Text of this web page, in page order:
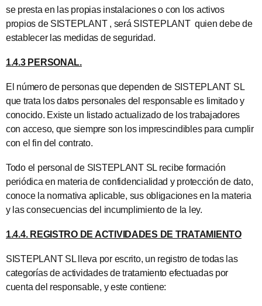
se presta en las propias instalaciones o con los activos
propios de SISTEPLANT , será SISTEPLANT quien debe de
establecer las medidas de seguridad.
1.4.3 PERSONAL.
El número de personas que dependen de SISTEPLANT SL
que trata los datos personales del responsable es limitado y
conocido. Existe un listado actualizado de los trabajadores
con acceso, que siempre son los imprescindibles para cumplir
con el fin del contrato.
Todo el personal de SISTEPLANT SL recibe formación
periódica en materia de confidencialidad y protección de dato,
conoce la normativa aplicable, sus obligaciones en la materia
y las consecuencias del incumplimiento de la ley.
1.4.4. REGISTRO DE ACTIVIDADES DE TRATAMIENTO
SISTEPLANT SL lleva por escrito, un registro de todas las
categorías de actividades de tratamiento efectuadas por
cuenta del responsable, y este contiene: